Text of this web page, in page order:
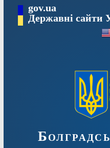
Перейтиgov.ua
Державні сайти